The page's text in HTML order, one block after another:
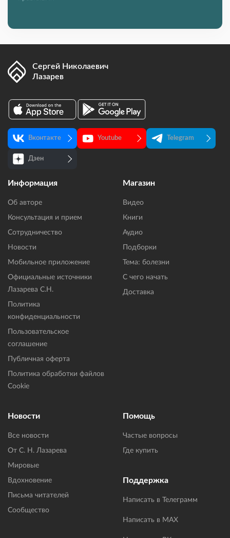
Сергей Николаевич
Лазарев
Вконтакте Youtube Telegram
Дзен
Информация
Об авторе
Консультация и прием
Сотрудничество
Новости
Мобильное приложение
Официальные источники
Лазарева С.Н.
Политика
конфиденциальности
Пользовательское
соглашение
Публичная оферта
Политика обработки файлов
Cookie
Магазин
Видео
Книги
Аудио
Подборки
Тема: болезни
С чего начать
Доставка
Новости
Все новости
От С. Н. Лазарева
Мировые
Вдохновение
Письма читателей
Сообщество
Помощь
Частые вопросы
Где купить
Поддержка
Написать в Телеграмм
Написать в MAX